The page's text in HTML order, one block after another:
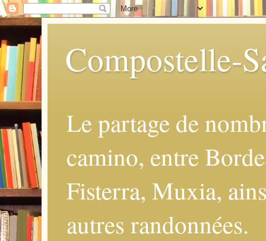
Compostelle-
Le partage de
camino, entre
Fisterra, Muxia,
autres randonnées.